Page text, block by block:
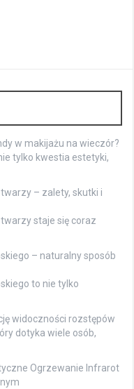
w makijażu na wieczór?
tylko kwestia estetyki,
– zalety, skutki i
staje się coraz
– naturalny sposób
to nie tylko
widoczności rozstępów
dotyka wiele osób,
Ogrzewanie Infrarot